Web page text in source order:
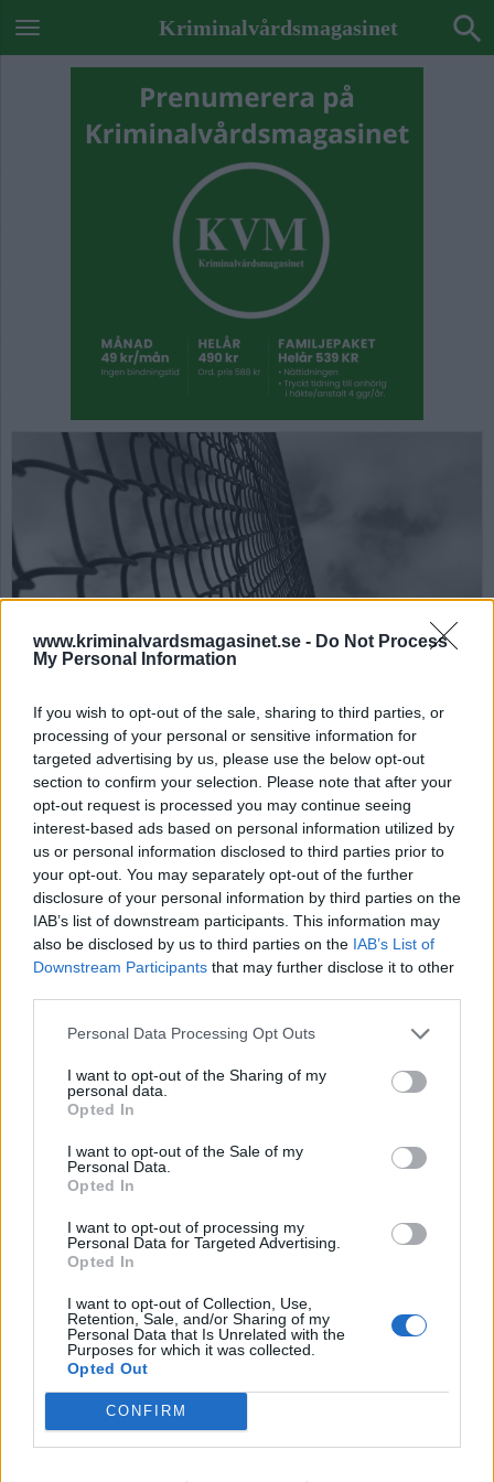
www.kriminalvardsmagasinet.se - Do Not Process
My Personal Information
If you wish to opt-out of the sale, sharing to third parties, or
processing of your personal or sensitive information for
targeted advertising by us, please use the below opt-out
section to confirm your selection. Please note that after your
opt-out request is processed you may continue seeing
interest-based ads based on personal information utilized by
us or personal information disclosed to third parties prior to
your opt-out. You may separately opt-out of the further
disclosure of your personal information by third parties on the
IAB’s list of downstream participants. This information may
also be disclosed by us to third parties on the IAB’s List of
Downstream Participants that may further disclose it to other
Personal Data Processing Opt Outs
I want to opt-out of the Sharing of my
personal data.
Opted In
I want to opt-out of the Sale of my
Personal Data.
Opted In
I want to opt-out of processing my
Personal Data for Targeted Advertising.
Opted In
I want to opt-out of Collection, Use,
Retention, Sale, and/or Sharing of my
Personal Data that Is Unrelated with the
Purposes for which it was collected.
Opted Out
CONFIRM
Kriminalvårdsmagasinet
Två tredjedelar av alla
besöksrum blir celler
Av Ricard A R Nilsson 2025-06-02
Antalet besök som intagna får ta emot har
minskat kraftigt. Detta som en följd av
överbeläggningen vilken har medfört att två
tredjedelar av alla besöksrum har byggts om
till celler.
Börja prenumerera för att läsa detta innehåll.
Remember Me
Forgot Password
Stöd Kriminalvårdsmagasinets bevakning av Kriminalvården
Publicerad2025-06-02
Ämnesord:Återfall,Besök,Överbeläggning,